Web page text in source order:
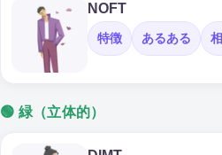
NOFT
特徴 あるある
🟢 緑（立体的）